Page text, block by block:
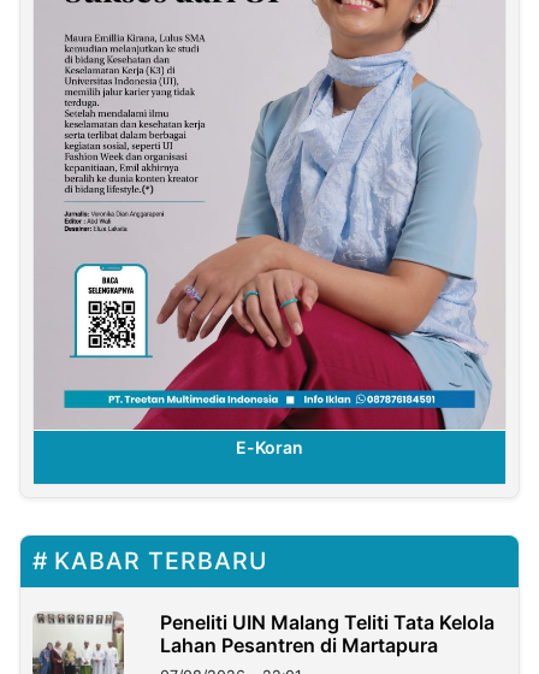
E-Koran
KABAR TERBARU
Peneliti UIN Malang Teliti Tata Kelola
Lahan Pesantren di Martapura